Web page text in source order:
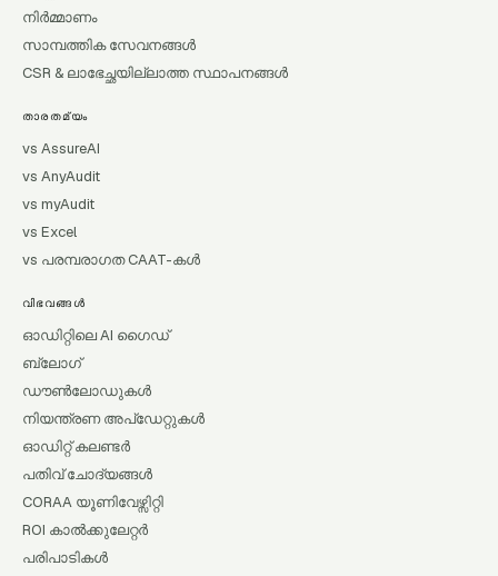
നിർമ്മാണം
സാമ്പത്തിക സേവനങ്ങൾ
CSR & ലാഭേച്ഛയില്ലാത്ത സ്ഥാപനങ്ങൾ
താരതമ്യം
vs AssureAI
vs AnyAudit
vs myAudit
vs Excel
vs പരമ്പരാഗത CAAT-കൾ
വിഭവങ്ങൾ
ഓഡിറ്റിലെ AI ഗൈഡ്
ബ്ലോഗ്
ഡൗൺലോഡുകൾ
നിയന്ത്രണ അപ്ഡേറ്റുകൾ
ഓഡിറ്റ് കലണ്ടർ
പതിവ് ചോദ്യങ്ങൾ
CORAA യൂണിവേഴ്സിറ്റി
ROI കാൽക്കുലേറ്റർ
പരിപാടികൾ